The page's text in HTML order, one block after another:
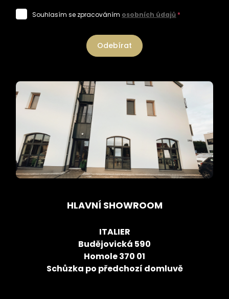
Souhlasím se zpracováním osobních údajů *
Odebírat
HLAVNÍ SHOWROOM
ITALIER
Budějovická 590
Homole 370 01
Schůzka po předchozí domluvě